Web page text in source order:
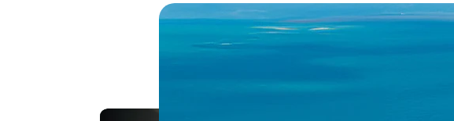
carosello immagini